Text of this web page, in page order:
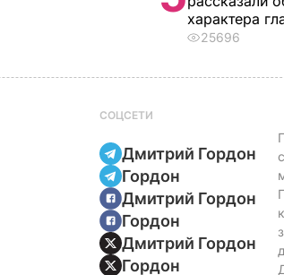
характера
25696
СОЦСЕТИ
Дмитрий Гордон
Гордон
Дмитрий Гордон
Гордон
Дмитрий Гордон
Гордон